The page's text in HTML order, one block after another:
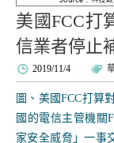
美國FCC打
信業者停止
2019/11/4
圖、美國FCC打算
國的電信主管機關
家安全威脅」一事